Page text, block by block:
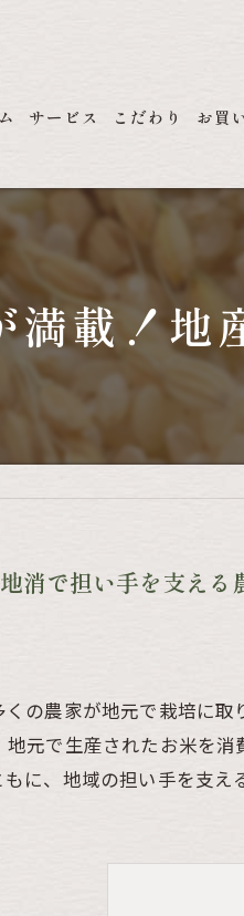
サービス こだわり お買
満載！
消で担い手を支える
の農家が地元で栽培に
元で生産されたお米を
に、地域の担い手を支え